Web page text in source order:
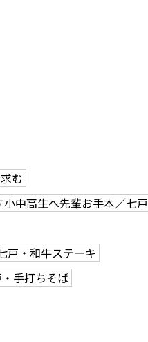
む
中高生へ先輩お手本／七戸
・和牛ステーキ
手打ちそば